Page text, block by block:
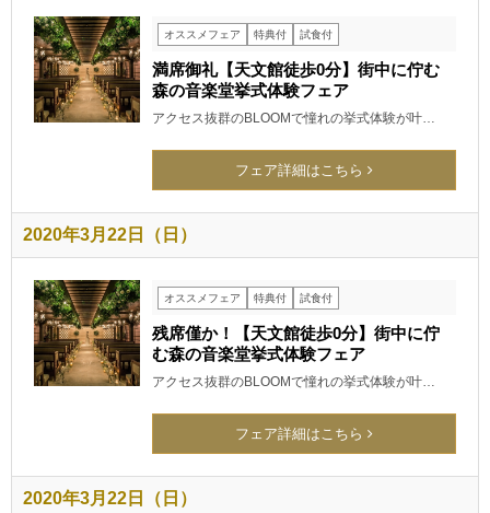
オススメフェア 特典付 試食付
満席御礼【天文館徒歩0分】街中に佇む
森の音楽堂挙式体験フェア
アクセス抜群のBLOOMで憧れの挙式体験が叶…
フェア詳細はこちら
2020年3月22日（日）
オススメフェア 特典付 試食付
残席僅か！【天文館徒歩0分】街中に佇
む森の音楽堂挙式体験フェア
アクセス抜群のBLOOMで憧れの挙式体験が叶…
フェア詳細はこちら
2020年3月22日（日）